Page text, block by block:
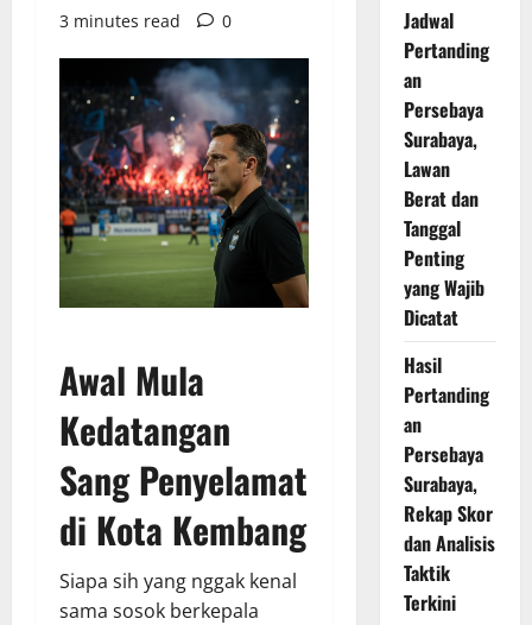
3 minutes read
0
Awal Mula
Kedatangan
Sang Penyelamat
di Kota Kembang
Siapa sih yang nggak kenal
sama sosok berkepala
Jadwal
Pertanding
an
Persebaya
Surabaya,
Lawan
Berat dan
Tanggal
Penting
yang Wajib
Dicatat
Hasil
Pertanding
an
Persebaya
Surabaya,
Rekap Skor
dan Analisis
Taktik
Terkini